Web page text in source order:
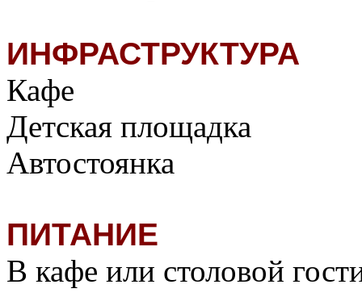
ИНФРАСТРУКТУРА
Кафе
Детская площадка
Автостоянка
ПИТАНИЕ
В кафе или столовой